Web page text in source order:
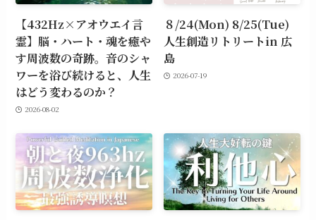
【432Hz×アオウエイ言
霊】脳・ハート・魂を癒や
す周波数の奇跡。音のシャ
ワーを浴び続けると、人生
はどう変わるのか？
2026-08-02
８/24(Mon) 8/25(Tue)
人生創造リトリートin 広
島
2026-07-19